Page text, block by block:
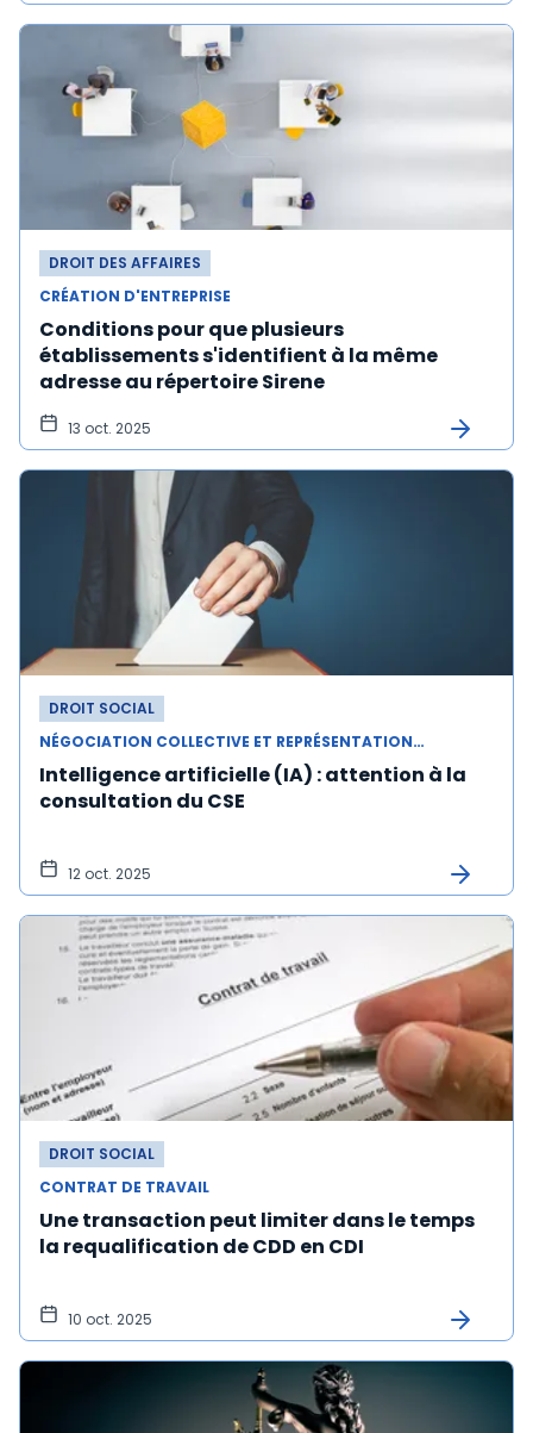
DROIT DES AFFAIRES
CRÉATION D'ENTREPRISE
Conditions pour que plusieurs
établissements s'identifient à la même
adresse au répertoire Sirene
13 oct. 2025
DROIT SOCIAL
NÉGOCIATION COLLECTIVE ET REPRÉSENTATION DU PERSONNEL
Intelligence artificielle (IA) : attention à la
consultation du CSE
12 oct. 2025
DROIT SOCIAL
CONTRAT DE TRAVAIL
Une transaction peut limiter dans le temps
la requalification de CDD en CDI
10 oct. 2025